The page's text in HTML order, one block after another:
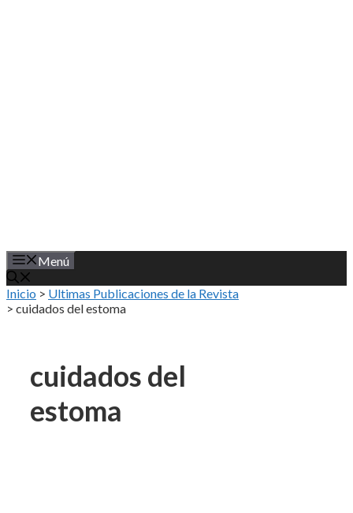
Menú
Inicio > Ultimas Publicaciones de la Revista
> cuidados del estoma
cuidados del
estoma